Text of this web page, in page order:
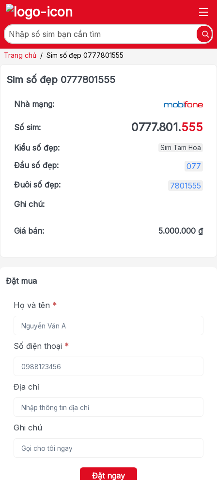
Trang chủ / Sim số đẹp 0777801555
Sim số đẹp 0777801555
Nhà mạng:
Số sim: 0777.801.555
Kiểu số đẹp: Sim Tam Hoa
Đầu số đẹp:
077
Đuôi số đẹp:
7801555
Ghi chú:
Giá bán: 5.000.000 ₫
Đặt mua
Họ và tên *
Số điện thoại *
Địa chỉ
Ghi chú
Đặt ngay